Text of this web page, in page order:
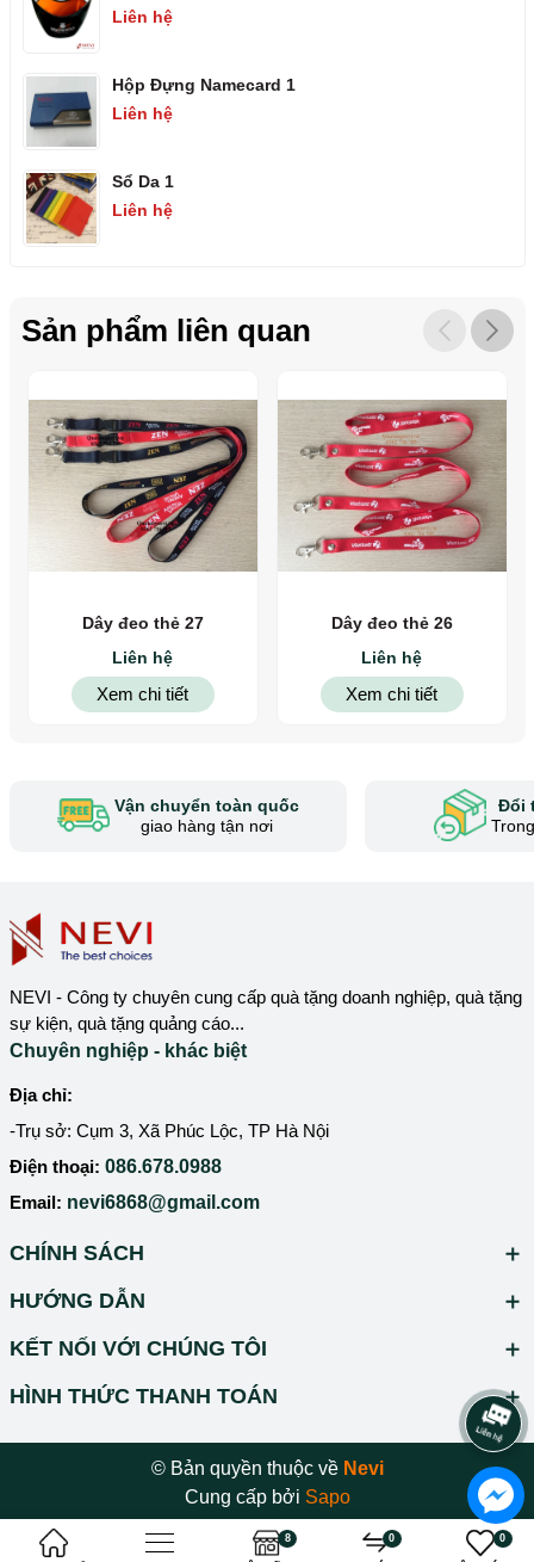
Liên hệ
Hộp Đựng Namecard 1
Liên hệ
Sổ Da 1
Liên hệ
Sản phẩm liên quan
Dây đeo thẻ 27
Liên hệ
Xem chi tiết
Dây đeo thẻ 26
Liên hệ
Xem chi tiết
Vận chuyển toàn quốc
giao hàng tận nơi
Đổi
NEVI - Công ty chuyên cung cấp quà tặng doanh nghiệp, quà tặng
sự kiện, quà tặng quảng cáo...
Chuyên nghiệp - khác biệt
Địa chỉ:
-Trụ sở: Cụm 3, Xã Phúc Lộc, TP Hà Nội
Điện thoại: 086.678.0988
Email: nevi6868@gmail.com
CHÍNH SÁCH
HƯỚNG DẪN
KẾT NỐI VỚI CHÚNG TÔI
HÌNH THỨC THANH TOÁN
© Bản quyền thuộc về Nevi
Cung cấp bởi Sapo
8 0 0